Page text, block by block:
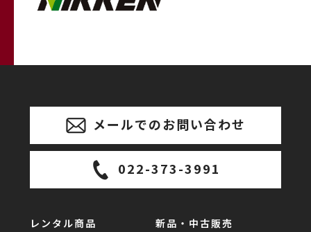
メールでのお問い合わせ
022-373-3991
レンタル商品 新品・中古販売